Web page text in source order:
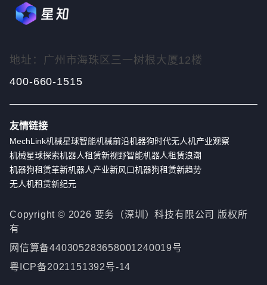
地址：广州市海珠区三一树根大厦12楼
400-660-1515
友情链接
MechLink机械星球智能机械前沿机器狗时代无人机产业观察
机械星球探索机器人租赁新视野智能机器人租赁浪潮
机器狗租赁革新机器人产业新风口机器狗租赁新趋势
无人机租赁新纪元
Copyright © 2026 要务（深圳）科技有限公司 版权所
有
网信算备440305283658001240019号
粤ICP备2021151392号-14